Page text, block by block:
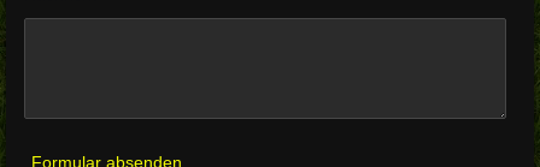
Formular absenden